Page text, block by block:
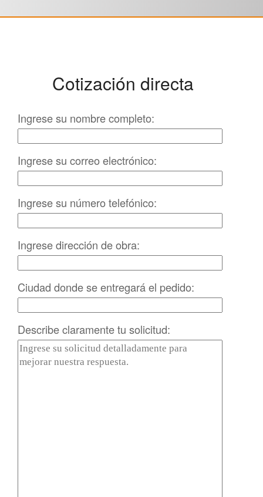
Cotización directa
Ingrese su nombre completo:
Ingrese su correo electrónico:
Ingrese su número telefónico:
Ingrese dirección de obra:
Ciudad donde se entregará el pedido:
Describe claramente tu solicitud: